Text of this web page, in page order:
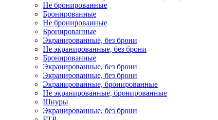
Не бронированные
Бронированные
Не бронированные
Бронированные
Экранированные, без брони
Не экранированные, без брони
Бронированные
Экранированные, без брони
Экранированные, без брони
Экранированные, бронированные
Не экранированные, бронированные
Шнуры
Экранированные, без брони